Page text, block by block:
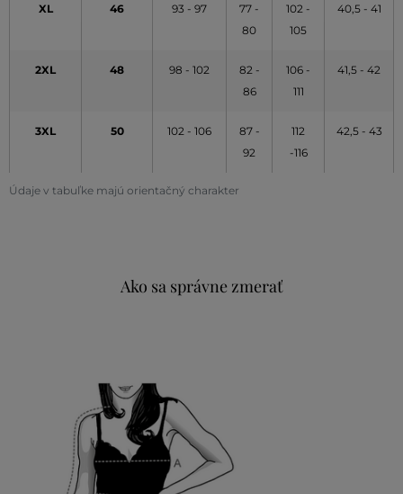
Údaje v tabuľke majú orientačný charakter
XL 46 93 - 97
77 -
80
102 -
105
40,5 - 41
2XL 48 98 - 102
82 -
86
106 -
111
41,5 - 42
3XL 50 102 - 106
87 -
92
112
-116
42,5 - 43
Ako sa správne zmerať